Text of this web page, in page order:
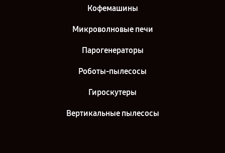
Ремонт водонагревателя Polaris Vega SLR 50V в г. Санкт-
Кофемашины
Микроволновые печи
Парогенераторы
Роботы-пылесосы
Гироскутеры
Вертикальные пылесосы